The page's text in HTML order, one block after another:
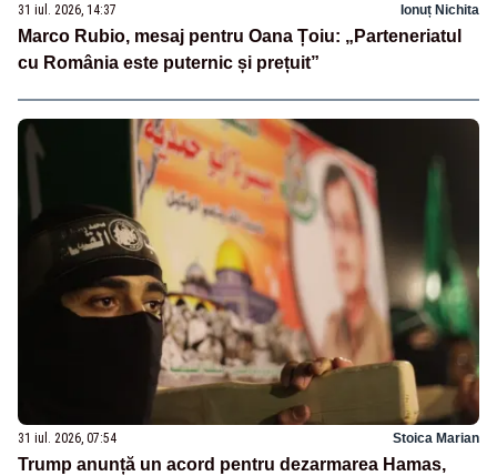
31 iul. 2026, 14:37 Ionuț Nichita
Marco Rubio, mesaj pentru Oana Țoiu: „Parteneriatul
cu România este puternic și prețuit”
31 iul. 2026, 07:54 Stoica Marian
Trump anunță un acord pentru dezarmarea Hamas,